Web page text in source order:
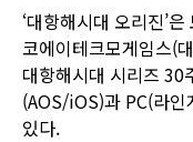
‘대항해시대 오리진’
코에이테크모게임스(
대항해시대 시리즈 30
(AOS/iOS)과 PC(라인
있다.